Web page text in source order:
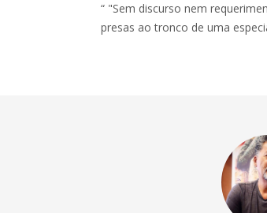
“ "Sem discurso nem
presas ao tronco de uma